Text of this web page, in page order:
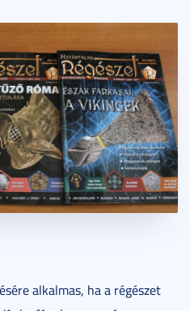
alkalmas, ha a régészet